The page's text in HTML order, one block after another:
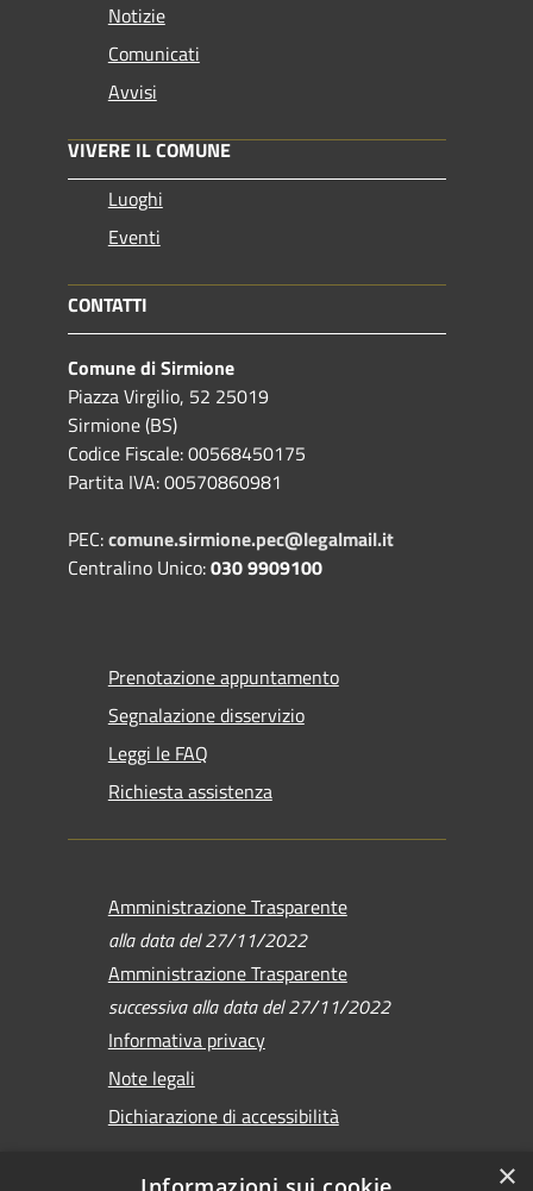
Notizie
Comunicati
Avvisi
VIVERE IL COMUNE
Luoghi
Eventi
CONTATTI
Comune di Sirmione
Piazza Virgilio, 52 25019
Sirmione (BS)
Codice Fiscale: 00568450175
Partita IVA: 00570860981
PEC:comune.sirmione.pec@legalmail.it
Centralino Unico:030 9909100
Prenotazione appuntamento
Segnalazione disservizio
Leggi le FAQ
Richiesta assistenza
Amministrazione Trasparente
alla data del 27/11/2022
Amministrazione Trasparente
successiva alla data del 27/11/2022
Informativa privacy
Note legali
Dichiarazione di accessibilità
×